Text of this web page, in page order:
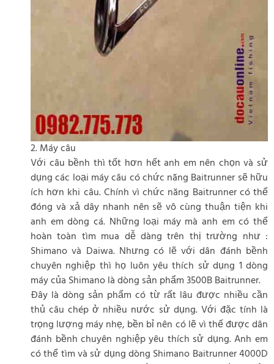
2. Máy câu
Với câu bềnh thì tốt hơn hết anh em nên chọn và sử
dụng các loại máy câu có chức năng Baitrunner sẽ hữu
ích hơn khi câu. Chính vì chức năng Baitrunner có thể
đóng và xả dây nhanh nên sẽ vô cùng thuận tiện khi
anh em dòng cá. Những loại máy mà anh em có thể
hoàn toàn tìm mua dễ dàng trên thị trường như :
Shimano và Daiwa. Nhưng có lẽ với dân đánh bềnh
chuyên nghiệp thì họ luôn yêu thích sử dụng 1 dòng
máy của Shimano là dòng sản phẩm 3500B Baitrunner.
Đây là dòng sản phẩm có từ rất lâu được nhiều cần
thủ câu chép ở nhiều nước sử dụng. Với đặc tính là
trọng lượng máy nhẹ, bền bỉ nên có lẽ vì thế được dân
đánh bềnh chuyên nghiệp yêu thích sử dụng. Anh em
có thể tìm và sử dụng dòng Shimano Baitrunner 4000D